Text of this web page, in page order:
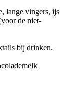
lange vingers, ijs
de niet-
bij drinken.